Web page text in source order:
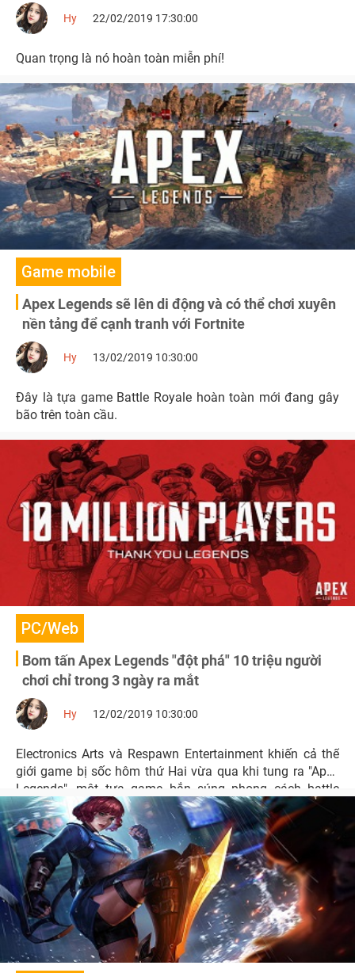
Hy 22/02/2019 17:30:00
Quan trọng là nó hoàn toàn miễn phí!
Game mobile
Apex Legends sẽ lên di động và có thể chơi xuyên
nền tảng để cạnh tranh với Fortnite
Hy 13/02/2019 10:30:00
Đây là tựa game Battle Royale hoàn toàn mới đang gây
bão trên toàn cầu.
PC/Web
Bom tấn Apex Legends "đột phá" 10 triệu người
chơi chỉ trong 3 ngày ra mắt
Hy 12/02/2019 10:30:00
Electronics Arts và Respawn Entertainment khiến cả thế
giới game bị sốc hôm thứ Hai vừa qua khi tung ra "Apex
Legends", một tựa game bắn súng phong cách battle
royale mới, và hoàn toàn miễn phí.